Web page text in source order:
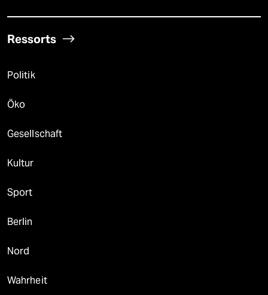
Ressorts
Politik
Öko
Gesellschaft
Kultur
Sport
Berlin
Nord
Wahrheit